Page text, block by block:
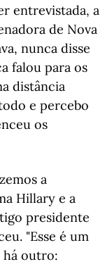
entrevistada, a
de Nova
nunca disse
falou para os
distância
e percebo
os
a
Hillary e a
presidente
"Esse é um
há outro: